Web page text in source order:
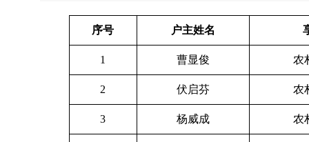
序号 户主姓名
1 曹显俊 农
2 伏启芬 农
3 杨威成 农